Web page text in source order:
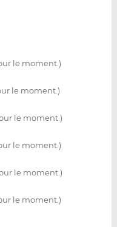
le moment.)
le moment.)
le moment.)
le moment.)
le moment.)
le moment.)